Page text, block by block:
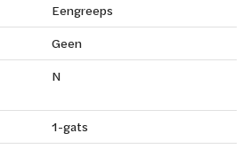
Eengreeps
Geen
N
1-gats